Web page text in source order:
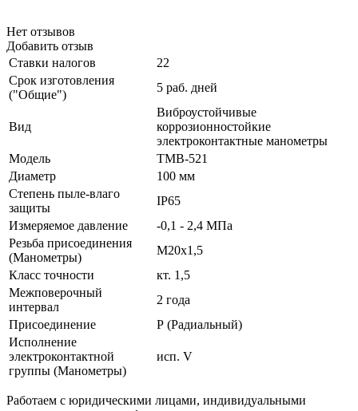
Нет отзывов
Добавить отзыв
Ставки налогов
22
Срок изготовления
("Общие")
5 раб. дней
Вид
Виброустойчивые
коррозионностойкие
электроконтактные манометры
Модель
ТМВ-521
Диаметр
100 мм
Степень пыле-влаго
защиты
IP65
Измеряемое давление
-0,1 - 2,4 МПа
Резьба присоединения
(Манометры)
М20х1,5
Класс точности
кт. 1,5
Межповерочный
интервал
2 года
Присоединение
Р (Радиальный)
Исполнение
электроконтактной
группы (Манометры)
исп. V
Работаем с юридическими лицами, индивидуальными